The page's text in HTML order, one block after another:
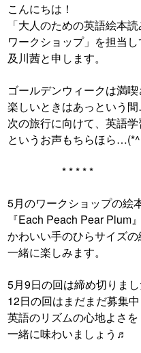
こんにちは！
「大人のための英語絵本
ワークショップ」を担当し
及川茜と申します。
ゴールデンウィークは満
楽しいときはあっという間
次の旅行に向けて、英語学
というお声もちらほら
* * * * *
5月のワークショップの絵本
『Each Peach Pear Plum
かわいい手のひらサイズの
一緒に楽しみます。
5月9日の回は締め切りまし
12日の回はまだまだ募集中
英語のリズムの心地よさを
一緒に味わいましょう♬